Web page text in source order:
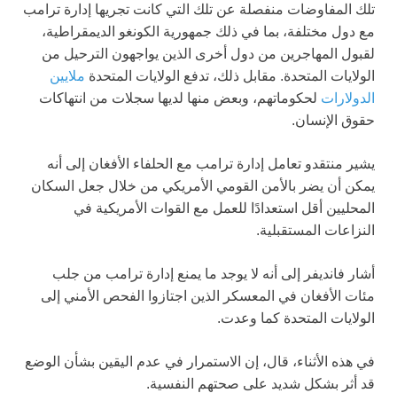
تلك المفاوضات منفصلة عن تلك التي كانت تجريها إدارة ترامب
مع دول مختلفة، بما في ذلك جمهورية الكونغو الديمقراطية،
لقبول المهاجرين من دول أخرى الذين يواجهون الترحيل من
الولايات المتحدة. مقابل ذلك، تدفع الولايات المتحدة ملايين
الدولارات لحكوماتهم، وبعض منها لديها سجلات من انتهاكات
حقوق الإنسان.
يشير منتقدو تعامل إدارة ترامب مع الحلفاء الأفغان إلى أنه
يمكن أن يضر بالأمن القومي الأمريكي من خلال جعل السكان
المحليين أقل استعدادًا للعمل مع القوات الأمريكية في
النزاعات المستقبلية.
أشار فانديفر إلى أنه لا يوجد ما يمنع إدارة ترامب من جلب
مئات الأفغان في المعسكر الذين اجتازوا الفحص الأمني إلى
الولايات المتحدة كما وعدت.
في هذه الأثناء، قال، إن الاستمرار في عدم اليقين بشأن الوضع
قد أثر بشكل شديد على صحتهم النفسية.